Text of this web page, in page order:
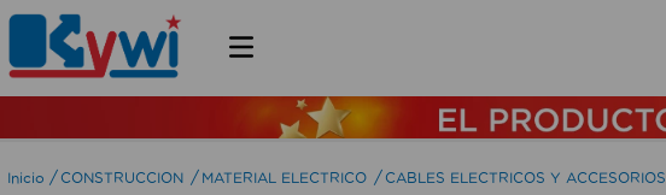
CONSTRUCCION MATERIAL ELECTRICO CABLES ELECTRICOS Y ACCESORIOS